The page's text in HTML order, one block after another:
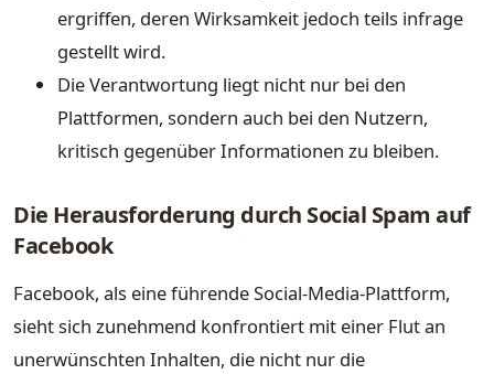
ergriffen, deren Wirksamkeit jedoch teils infrage
gestellt wird.
Die Verantwortung liegt nicht nur bei den
Plattformen, sondern auch bei den Nutzern,
kritisch gegenüber Informationen zu bleiben.
Die Herausforderung durch Social Spam auf
Facebook
Facebook, als eine führende Social-Media-Plattform,
sieht sich zunehmend konfrontiert mit einer Flut an
unerwünschten Inhalten, die nicht nur die